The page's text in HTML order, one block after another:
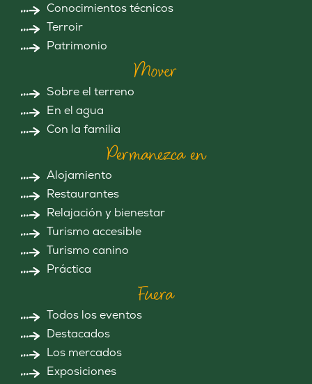
Conocimientos técnicos
Terroir
Patrimonio
Mover
Sobre el terreno
En el agua
Con la familia
Permanezca en
Alojamiento
Restaurantes
Relajación y bienestar
Turismo accesible
Turismo canino
Práctica
Fuera
Todos los eventos
Destacados
Los mercados
Exposiciones